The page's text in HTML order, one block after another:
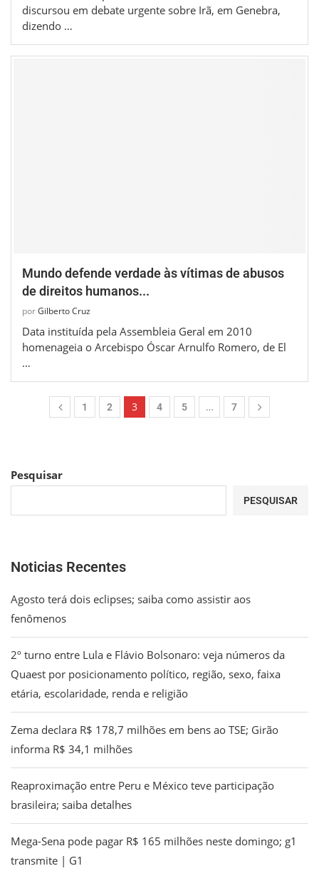
discursou em debate urgente sobre Irã, em Genebra,
dizendo …
Mundo defende verdade às vítimas de abusos
de direitos humanos...
porGilberto Cruz
Data instituída pela Assembleia Geral em 2010
homenageia o Arcebispo Óscar Arnulfo Romero, de El
…
1 2 3 4 5 … 7
Pesquisar
PESQUISAR
Noticias Recentes
Agosto terá dois eclipses; saiba como assistir aos
fenômenos
2º turno entre Lula e Flávio Bolsonaro: veja números da
Quaest por posicionamento político, região, sexo, faixa
etária, escolaridade, renda e religião
Zema declara R$ 178,7 milhões em bens ao TSE; Girão
informa R$ 34,1 milhões
Reaproximação entre Peru e México teve participação
brasileira; saiba detalhes
Mega-Sena pode pagar R$ 165 milhões neste domingo; g1
transmite | G1